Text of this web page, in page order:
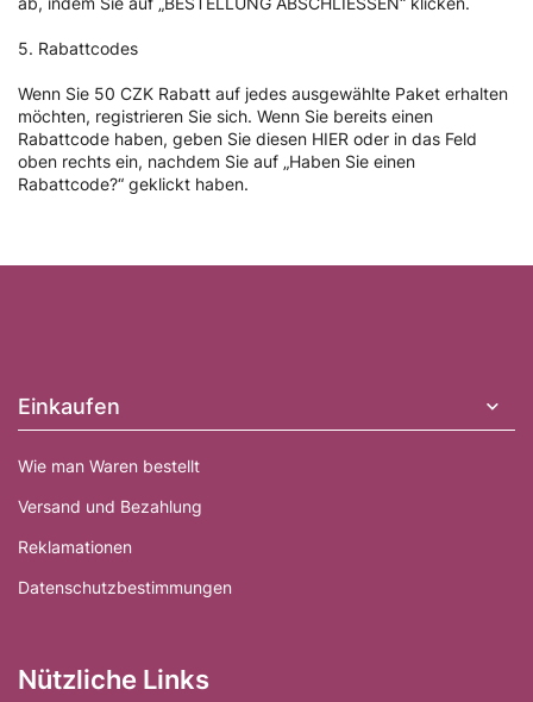
5. Rabattcodes
Wenn Sie 50 CZK Rabatt auf jedes ausgewählte Paket erhalten
möchten, registrieren Sie sich. Wenn Sie bereits einen
Rabattcode haben, geben Sie diesen HIER oder in das Feld
oben rechts ein, nachdem Sie auf „Haben Sie einen
Rabattcode?“ geklickt haben.
Einkaufen
Wie man Waren bestellt
Versand und Bezahlung
Reklamationen
Datenschutzbestimmungen
Nützliche Links